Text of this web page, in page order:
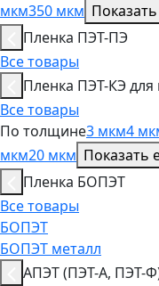
мкм350 мкм
Пленка ПЭТ-ПЭ
Все товары
Пленка ПЭТ-КЭ для
Все товары
По толщине3 мкм4
мкм20 мкм Показать
Пленка БОПЭТ
Все товары
БОПЭТ
БОПЭТ металл
АПЭТ (ПЭТ-А, ПЭТ-